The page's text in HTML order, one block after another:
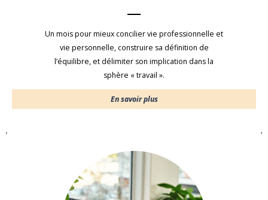
Un mois pour mieux concilier vie professionnelle et
vie personnelle, construire sa définition de
l’équilibre, et délimiter son implication dans la
sphère « travail ».
En savoir plus